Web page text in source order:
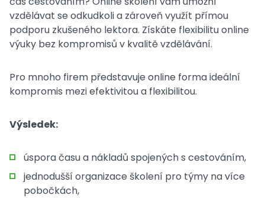
vzdělávat se odkudkoli a zároveň využít přímou
podporu zkušeného lektora. Získáte flexibilitu online
výuky bez kompromisů v kvalitě vzdělávání.
Pro mnoho firem představuje online forma ideální
kompromis mezi efektivitou a flexibilitou.
Výsledek:
úspora času a nákladů spojených s cestováním,
jednodušší organizace školení pro týmy na více
pobočkách,